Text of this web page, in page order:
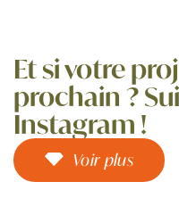
Et si votre
prochain ?
Instagram !
Voir plus